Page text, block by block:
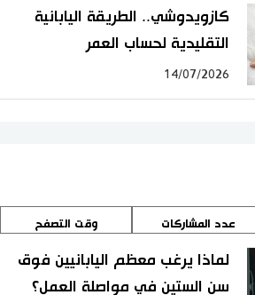
كازويدوشي.. الطريقة اليابانية
التقليدية لحساب العمر
14/07/2026
عدد المشاركات وقت التصفح
لماذا يرغب معظم اليابانيين فوق
سن الستين في مواصلة العمل؟